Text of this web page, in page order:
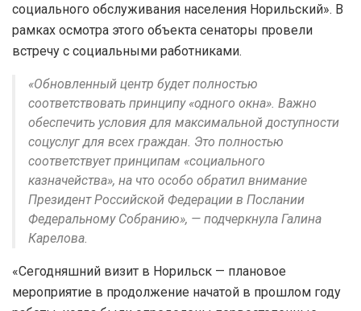
социального обслуживания населения Норильский». В
рамках осмотра этого объекта сенаторы провели
встречу с социальными работниками.
«Обновленный центр будет полностью
соответствовать принципу «одного окна». Важно
обеспечить условия для максимальной доступности
соцуслуг для всех граждан. Это полностью
соответствует принципам «социального
казначейства», на что особо обратил внимание
Президент Российской Федерации в Послании
Федеральному Собранию», — подчеркнула Галина
Карелова.
«Сегодняшний визит в Норильск — плановое
мероприятие в продолжение начатой в прошлом году